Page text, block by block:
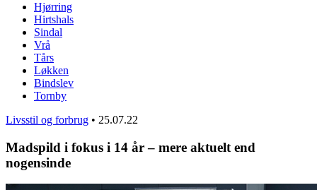
Hjørring
Hirtshals
Sindal
Vrå
Tårs
Løkken
Bindslev
Tornby
Livsstil og forbrug • 25.07.22
Madspild i fokus i 14 år – mere aktuelt end
nogensinde